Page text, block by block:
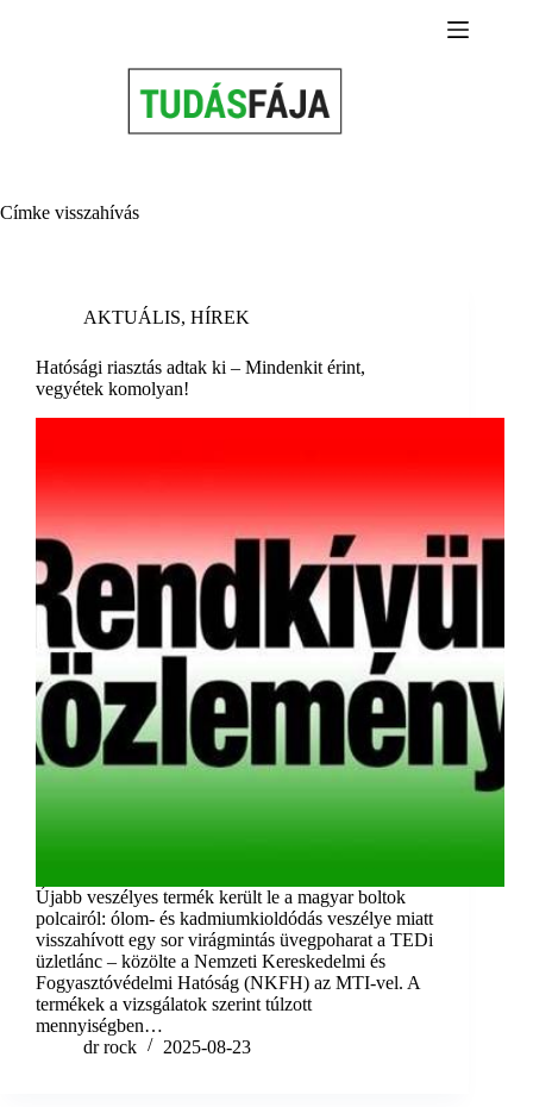
Címke visszahívás
AKTUÁLIS, HÍREK
Hatósági riasztás adtak ki – Mindenkit érint,
vegyétek komolyan!
Újabb veszélyes termék került le a magyar boltok
polcairól: ólom- és kadmiumkioldódás veszélye miatt
visszahívott egy sor virágmintás üvegpoharat a TEDi
üzletlánc – közölte a Nemzeti Kereskedelmi és
Fogyasztóvédelmi Hatóság (NKFH) az MTI-vel. A
termékek a vizsgálatok szerint túlzott
mennyiségben…
dr rock
2025-08-23